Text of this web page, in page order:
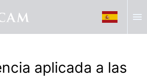
menu
aplicada a las